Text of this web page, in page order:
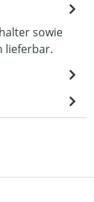
sowie
lieferbar.